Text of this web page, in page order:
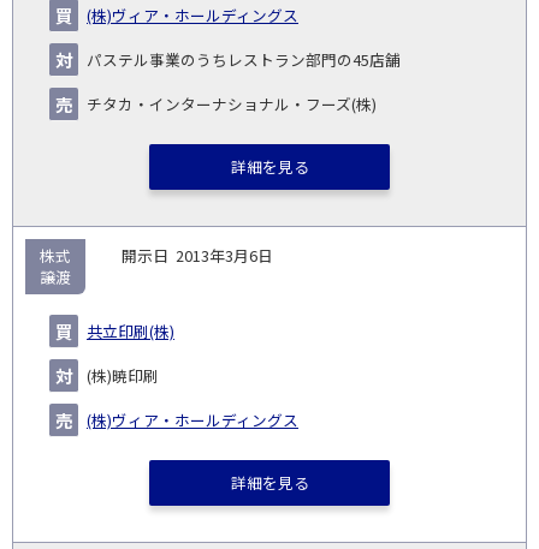
示
い
業・
事業
り
種
▽
万
▽
(株)ヴィア・ホールディングス
パステル事業のうちレストラン部門の45店舗
チタカ・インターナショナル・フーズ(株)
詳細を見る
2013年3月6日
共立印刷(株)
(株)暁印刷
(株)ヴィア・ホールディングス
株式
譲渡
詳細を見る